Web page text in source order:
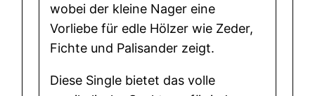
wobei der kleine Nager eine
Vorliebe für edle Hölzer wie Zeder,
Fichte und Palisander zeigt.
Diese Single bietet das volle